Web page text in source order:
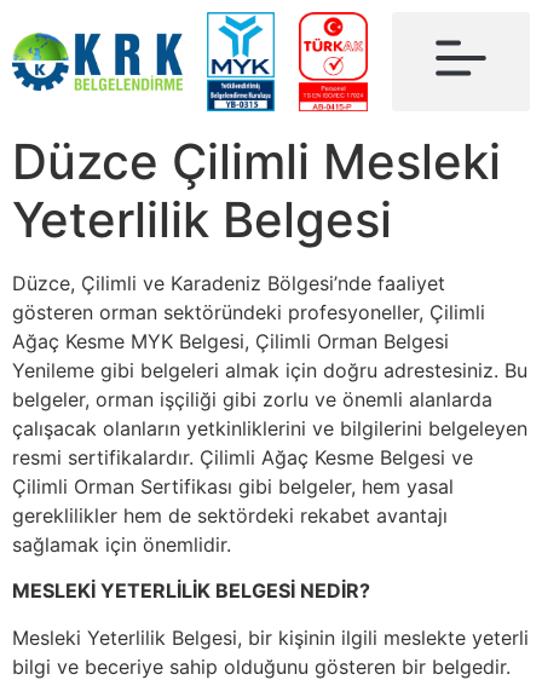
Düzce Çilimli Mesleki
Yeterlilik Belgesi
Düzce, Çilimli ve Karadeniz Bölgesi’nde faaliyet
gösteren orman sektöründeki profesyoneller, Çilimli
Ağaç Kesme MYK Belgesi, Çilimli Orman Belgesi
Yenileme gibi belgeleri almak için doğru adrestesiniz. Bu
belgeler, orman işçiliği gibi zorlu ve önemli alanlarda
çalışacak olanların yetkinliklerini ve bilgilerini belgeleyen
resmi sertifikalardır. Çilimli Ağaç Kesme Belgesi ve
Çilimli Orman Sertifikası gibi belgeler, hem yasal
gereklilikler hem de sektördeki rekabet avantajı
sağlamak için önemlidir.
MESLEKİ YETERLİLİK BELGESİ NEDİR?
Mesleki Yeterlilik Belgesi, bir kişinin ilgili meslekte yeterli
bilgi ve beceriye sahip olduğunu gösteren bir belgedir.